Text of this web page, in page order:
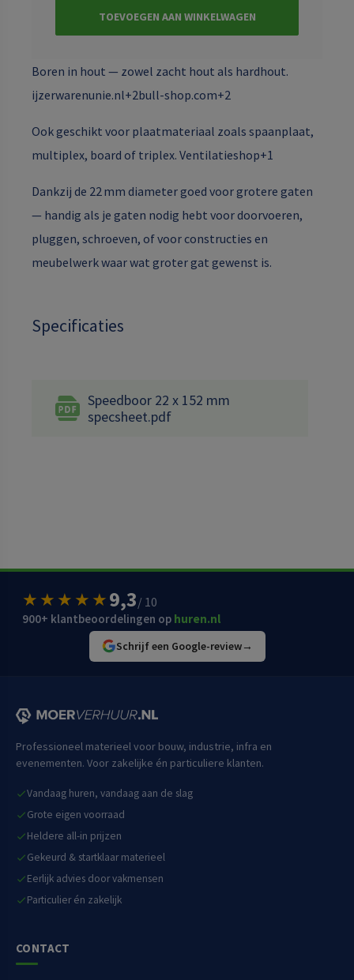
TOEVOEGEN AAN WINKELWAGEN
Boren in hout — zowel zacht hout als hardhout.
ijzerwarenunie.nl+2bull-shop.com+2
Ook geschikt voor plaatmateriaal zoals spaanplaat,
multiplex, board of triplex. Ventilatieshop+1
Dankzij de 22 mm diameter goed voor grotere gaten
— handig als je gaten nodig hebt voor doorvoeren,
pluggen, schroeven, of voor constructies en
meubelwerk waar wat groter gat gewenst is.
Specificaties
Speedboor 22 x 152 mm
specsheet.pdf
★★★★★9,3/ 10
900+ klantbeoordelingen op huren.nl
Schrijf een Google-review→
Professioneel materieel voor bouw, industrie, infra en
evenementen. Voor zakelijke én particuliere klanten.
Vandaag huren, vandaag aan de slag
Grote eigen voorraad
Heldere all-in prijzen
Gekeurd & startklaar materieel
Eerlijk advies door vakmensen
Particulier én zakelijk
CONTACT